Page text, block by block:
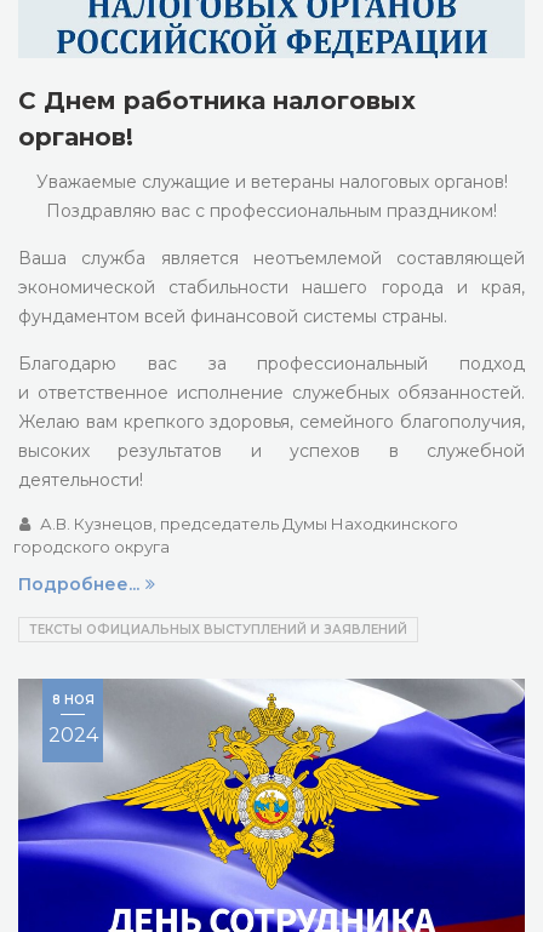
С Днем работника налоговых
органов!
Уважаемые служащие и ветераны налоговых органов!
Поздравляю вас с профессиональным праздником!
Ваша служба является неотъемлемой составляющей
экономической стабильности нашего города и края,
фундаментом всей финансовой системы страны.
Благодарю вас за профессиональный подход
и ответственное исполнение служебных обязанностей.
Желаю вам крепкого здоровья, семейного благополучия,
высоких результатов и успехов в служебной
деятельности!
А.В. Кузнецов, председатель Думы Находкинского
городского округа
Подробнее...
ТЕКСТЫ ОФИЦИАЛЬНЫХ ВЫСТУПЛЕНИЙ И ЗАЯВЛЕНИЙ
8 НОЯ
2024